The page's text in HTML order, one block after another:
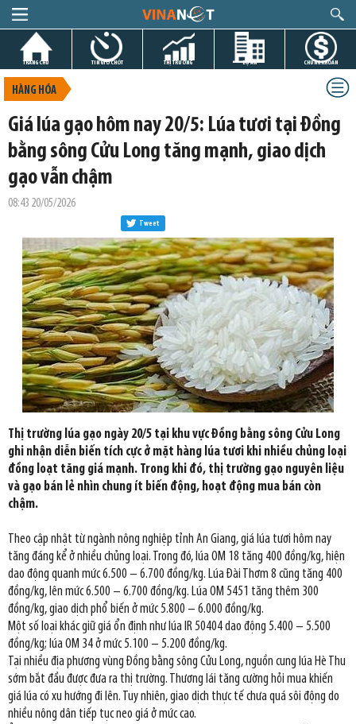
TRANG CHỦ TIN GIỜ CHÓT THỊ TRƯỜNG DỰ ÁN CHỨNG KHOÁN
HÀNG HÓA
Giá lúa gạo hôm nay 20/5: Lúa tươi tại Đồng
bằng sông Cửu Long tăng mạnh, giao dịch
gạo vẫn chậm
08:43 20/05/2026
Tweet
Thị trường lúa gạo ngày 20/5 tại khu vực Đồng bằng sông Cửu Long
ghi nhận diễn biến tích cực ở mặt hàng lúa tươi khi nhiều chủng loại
đồng loạt tăng giá mạnh. Trong khi đó, thị trường gạo nguyên liệu
và gạo bán lẻ nhìn chung ít biến động, hoạt động mua bán còn
chậm.
Theo cập nhật từ ngành nông nghiệp tỉnh An Giang, giá lúa tươi hôm nay
tăng đáng kể ở nhiều chủng loại. Trong đó, lúa OM 18 tăng 400 đồng/kg, hiện
dao động quanh mức 6.500 – 6.700 đồng/kg. Lúa Đài Thơm 8 cũng tăng 400
đồng/kg, lên mức 6.500 – 6.700 đồng/kg. Lúa OM 5451 tăng thêm 300
đồng/kg, giao dịch phổ biến ở mức 5.800 – 6.000 đồng/kg.
Một số loại khác giữ giá ổn định như lúa IR 50404 dao động 5.400 – 5.500
đồng/kg; lúa OM 34 ở mức 5.100 – 5.200 đồng/kg.
Tại nhiều địa phương vùng Đồng bằng sông Cửu Long, nguồn cung lúa Hè Thu
sớm bắt đầu được đưa ra thị trường. Thương lái tăng cường hỏi mua khiến
giá lúa có xu hướng đi lên. Tuy nhiên, giao dịch thực tế chưa quá sôi động do
nhiều nông dân tiếp tục neo giá ở mức cao.